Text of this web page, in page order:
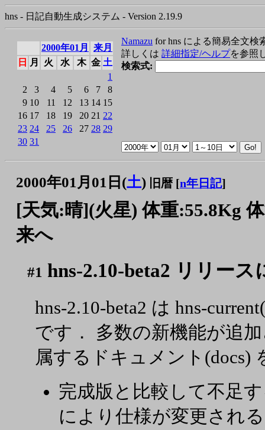
hns - 日記自動生成システム - Version 2.19.9
2000年01月
来月
日
月 火 水 木 金 土
1
2
3 4 5 6 7
8
9 10 11 12 13 14 15
16 17 18 19 20 21 22
23 24 25 26 27 28 29
30 31
Namazu for hns による簡易全文検
詳しくは 詳細指定/ヘルプを参照
検索式:
2000年01月01日(土) 旧暦 [n年日記]
[天気:晴](火星) 体重:55.8Kg
来へ
#1 hns-2.10-beta2 リリース
hns-2.10-beta2 は hns-
です． 多数の新機能が追
属するドキュメント(docs)
完成版と比較して不足
により仕様が変更され